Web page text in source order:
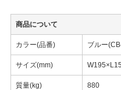
商品について
カラー(品番) ブルー
サイズ(mm)
質量(kg) 880